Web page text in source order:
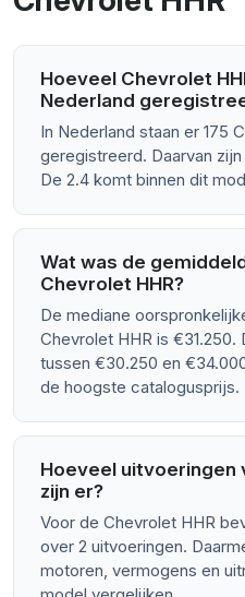
Hoeveel Chevrolet
Nederland
In Nederland staan er 175
geregistreerd. Daarvan
De 2.4 komt binnen dit
Wat was de
Chevrolet HHR?
De mediane
Chevrolet HHR is €31.250.
tussen €30.250 en
de hoogste catalogusprijs.
Hoeveel uitvoeringen
zijn er?
Voor de Chevrolet HHR
over 2 uitvoeringen.
motoren, vermogens en